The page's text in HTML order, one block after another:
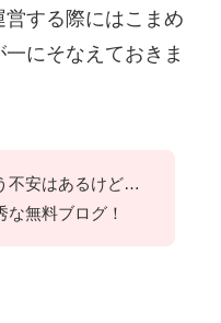
する際にはこまめ
にそなえておきま
不安はあるけど…
無料ブログ！